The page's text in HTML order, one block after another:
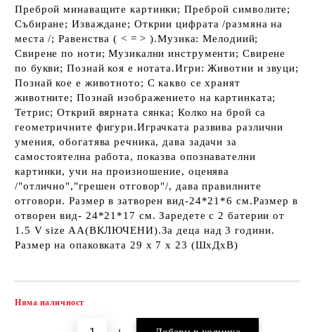
Преброй минаващите картинки; Преброй символите;
Събиране; Изваждане; Открии цифрата /размяна на
места /; Равенства ( < = > ).Музика: Мелодиий;
Свирене по ноти; Музикални инструменти; Свирене
по букви; Познай коя е нотата.Игри: Животни и звуци;
Познай кое е животното; С какво се хранят
животните; Познай изображението на картинката;
Тетрис; Открий вярната сянка; Колко на брой са
геометричните фигури.Играчката развива различни
умения, обогатява речника, дава задачи за
самостоятелна работа, показва опознавателни
картинки, учи на произношение, оценява
/"отлично","грешен отговор"/, дава правилните
отговори. Размер в затворен вид-24*21*6 см.Размер в
отворен вид- 24*21*17 см. Заредете с 2 батерии от
1.5 V size AA(ВКЛЮЧЕНИ).За деца над 3 години.
Размер на опаковката 29 x 7 x 23 (ШxДxВ)
Няма наличност